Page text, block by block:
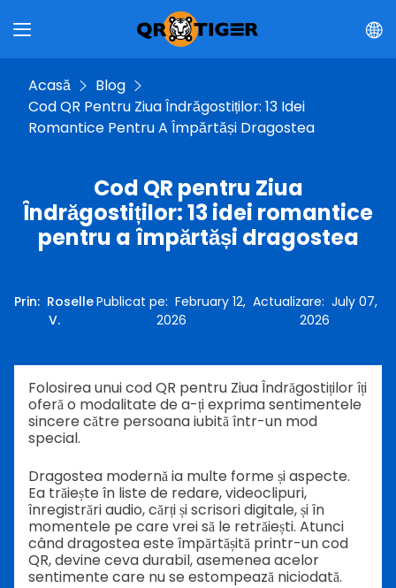
Acasă
Blog
Cod QR Pentru Ziua Îndrăgostiților: 13 Idei
Romantice Pentru A Împărtăși Dragostea
Cod QR pentru Ziua
Îndrăgostiților: 13 idei romantice
pentru a împărtăși dragostea
Prin: Roselle
V.
Publicat pe:February 12,
2026
Actualizare: July 07,
2026
Folosirea unui cod QR pentru Ziua Îndrăgostiților îți
oferă o modalitate de a-ți exprima sentimentele
sincere către persoana iubită într-un mod
special.
Dragostea modernă ia multe forme și aspecte.
Ea trăiește în liste de redare, videoclipuri,
înregistrări audio, cărți și scrisori digitale, și în
momentele pe care vrei să le retrăiești. Atunci
când dragostea este împărtășită printr-un cod
QR, devine ceva durabil, asemenea acelor
sentimente care nu se estompează niciodată.